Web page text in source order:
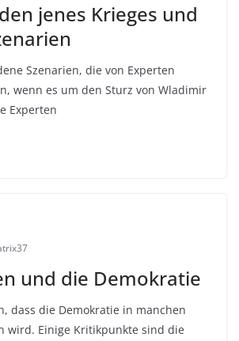
jenes Krieges und
Szenarien, die von Experten
wenn es um den Sturz von Wladimir
Experten
und die Demokratie
dass die Demokratie in manchen
wird. Einige Kritikpunkte sind die